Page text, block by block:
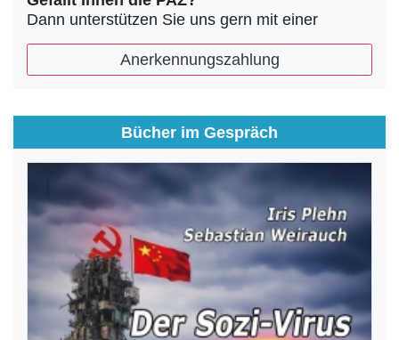
Dann unterstützen Sie uns gern mit einer
Anerkennungszahlung
Bücher im Gespräch